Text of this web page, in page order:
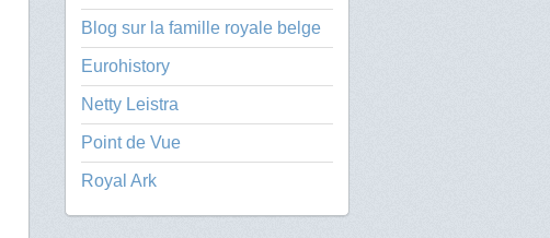
Blog sur la famille royale belge
Eurohistory
Netty Leistra
Point de Vue
Royal Ark